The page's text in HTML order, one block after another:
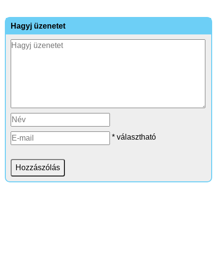
Hagyj üzenetet
* választható